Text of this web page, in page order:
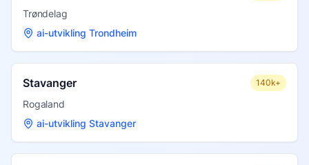
Trøndelag
ai-utvikling Trondheim
Stavanger 140k+
Rogaland
ai-utvikling Stavanger